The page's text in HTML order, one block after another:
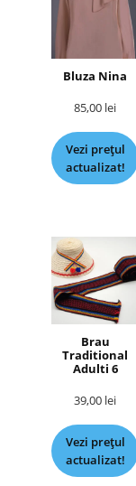
Bluza Nina
85,00 lei
Vezi prețul
actualizat!
Brau
Traditional
Adulti 6
39,00 lei
Vezi prețul
actualizat!